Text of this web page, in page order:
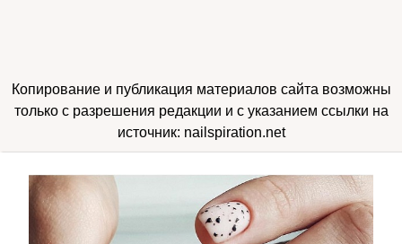
Копирование и публикация материалов сайта возможны
только с разрешения редакции и с указанием ссылки на
источник: nailspiration.net